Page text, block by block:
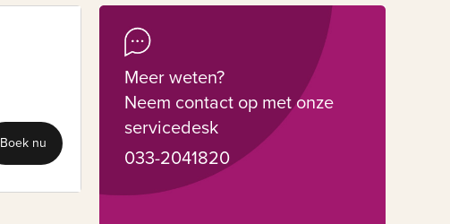
Boek nu
Meer weten?
Neem contact op met onze
servicedesk
033-2041820